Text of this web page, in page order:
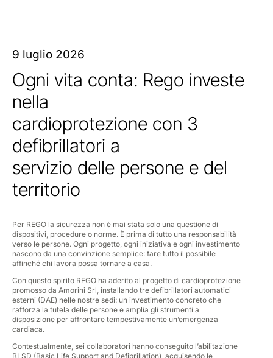
9 luglio 2026
Ogni vita conta: Rego investe
nella
cardioprotezione con 3
defibrillatori a
servizio delle persone e del
territorio
Per REGO la sicurezza non è mai stata solo una questione di
dispositivi, procedure o norme. È prima di tutto una responsabilità
verso le persone. Ogni progetto, ogni iniziativa e ogni investimento
nascono da una convinzione semplice: fare tutto il possibile
affinché chi lavora possa tornare a casa.
Con questo spirito REGO ha aderito al progetto di cardioprotezione
promosso da Amorini Srl, installando tre defibrillatori automatici
esterni (DAE) nelle nostre sedi: un investimento concreto che
rafforza la tutela delle persone e amplia gli strumenti a
disposizione per affrontare tempestivamente un’emergenza
cardiaca.
Contestualmente, sei collaboratori hanno conseguito l’abilitazione
BLSD (Basic Life Support and Defibrillation), acquisendo le